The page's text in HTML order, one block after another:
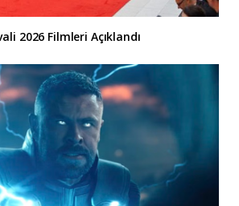
2026 Filmleri Açıklandı